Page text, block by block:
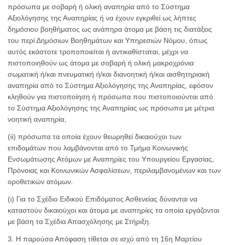
πρόσωπα με σοβαρή ή ολική αναπηρία από το Σύστημα
Αξιολόγησης της Αναπηρίας ή να έχουν εγκριθεί ως λήπτες
δημόσιου βοηθήματος ως ανάπηρα άτομα με βάση τις διατάξεις
του περί Δημόσιων Βοηθημάτων και Υπηρεσιών Νόμου, όπως
αυτός εκάστοτε τροποποιείται ή αντικαθίσταται, μέχρι να
πιστοποιηθούν ως άτομα με σοβαρή ή ολική μακροχρόνια
σωματική ή/και πνευματική ή/και διανοητική ή/και αισθητηριακή
αναπηρία από το Σύστημα Αξιολόγησης της Αναπηρίας, εφόσον
κληθούν για πιστοποίηση ή πρόσωπα που πιστοποιούνται από
το Σύστημα Αξιολόγησης της Αναπηρίας ως πρόσωπα με μέτρια
νοητική αναπηρία,
(ii) πρόσωπα τα οποία έχουν θεωρηθεί δικαιούχοι των
επιδομάτων που λαμβάνονται από το Τμήμα Κοινωνικής
Ενσωμάτωσης Ατόμων με Αναπηρίες του Υπουργείου Εργασίας,
Πρόνοιας και Κοινωνικών Ασφαλίσεων, περιλαμβανομένων και των
οροθετικών ατόμων.
(ι) Για το Σχέδιο Ειδικού Επιδόματος Ασθενείας δύνανται να
καταστούν δικαιούχοι και άτομα με αναπηρίες τα οποία εργάζονται
με βάση τα Σχέδια Απασχόλησης με Στήριξη.
3. Η παρούσα Απόφαση τίθεται σε ισχύ από τη 16η Μαρτίου